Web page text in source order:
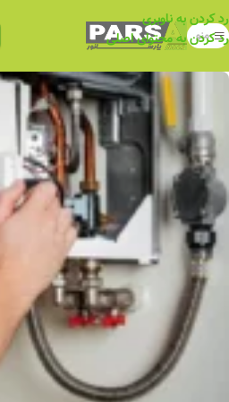
رد کردن به ناوبری
رد کردن به محتوای اصلی
منو